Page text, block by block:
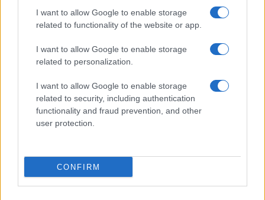
I want to allow Google to enable storage
related to functionality of the website or app.
I want to allow Google to enable storage
related to personalization.
I want to allow Google to enable storage
related to security, including authentication
functionality and fraud prevention, and other
user protection.
CONFIRM
Bitcoin $64,878.00
(ETH)
BNB